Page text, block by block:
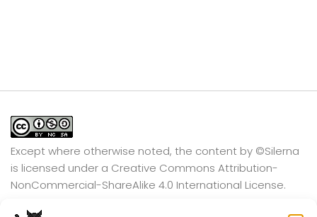
Except where otherwise noted, the content by ©Silerna
is licensed under a Creative Commons Attribution-
NonCommercial-ShareAlike 4.0 International License.